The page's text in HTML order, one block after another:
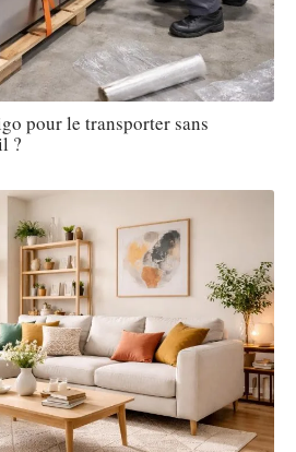
pour le transporter sans
?